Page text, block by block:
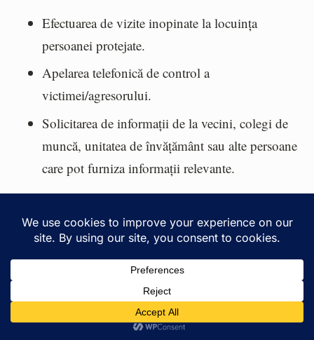
Efectuarea de vizite inopinate la locuința
persoanei protejate.
Apelarea telefonică de control a
victimei/agresorului.
Solicitarea de informații de la vecini, colegi de
muncă, unitatea de învățământ sau alte persoane
care pot furniza informații relevante.
electronice de supraveghere
În cazurile prevăzute de lege, se poate dispune
monitorizarea electronică a agresorului.
Necesită acordul victimei de a purta unRomanian